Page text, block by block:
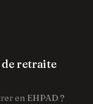
retraite
en EHPAD ?